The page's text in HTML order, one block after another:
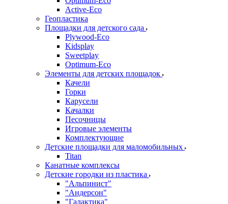
Active-Eco
Геопластика
Площадки для детского сада
Plywood-Eco
Kidsplay
Sweetplay
Оptimum-Еco
Элементы для детских площадок
Качели
Горки
Карусели
Качалки
Песочницы
Игровые элементы
Комплектующие
Детские площадки для маломобильных
Titan
Канатные комплексы
Детские городки из пластика
"Альпинист"
"Андерсон"
"Галактика"